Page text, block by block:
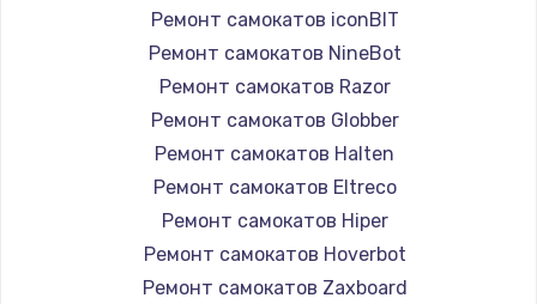
Ремонт самокатов iconBIT
Ремонт самокатов NineBot
Ремонт самокатов Razor
Ремонт самокатов Globber
Ремонт самокатов Halten
Ремонт самокатов Eltreco
Ремонт самокатов Hiper
Ремонт самокатов Hoverbot
Ремонт самокатов Zaxboard